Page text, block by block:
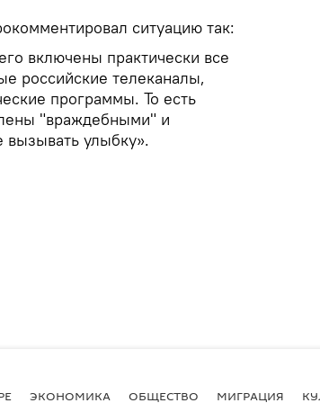
ситуацию так:
включены практически все
российские телеканалы,
программы. То есть
"враждебными" и
вызывать улыбку».
ЭКОНОМИКА ОБЩЕСТВО МИГРАЦИЯ